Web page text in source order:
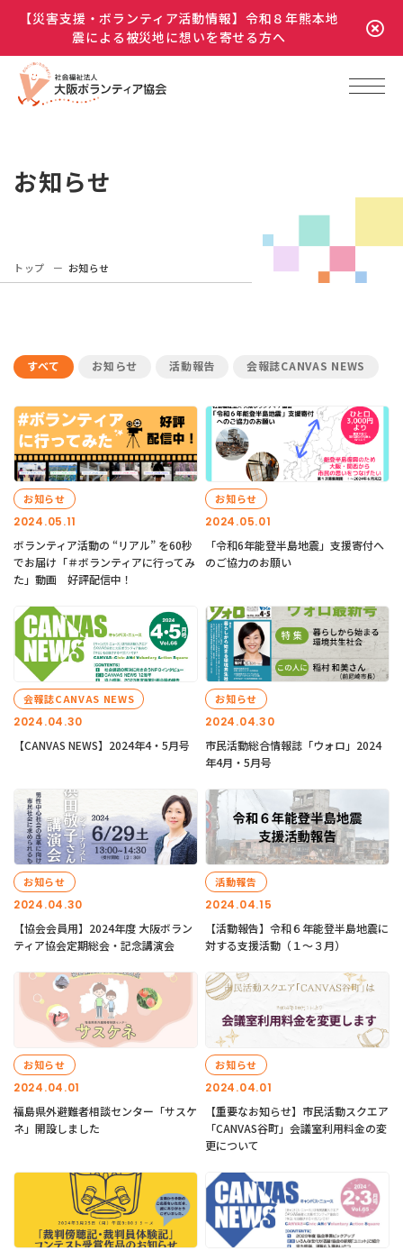
【災害支援・ボランティア活動情報】令和８年熊本地
震による被災地に想いを寄せる方へ
お知らせ
トップ お知らせ
すべて お知らせ 活動報告 会報誌CANVAS NEWS
2024.05.11
お知らせ
ボランティア活動の “リアル” を60秒
でお届け「＃ボランティアに行ってみ
た」動画 好評配信中！
2024.05.01
お知らせ
「令和6年能登半島地震」支援寄付へ
のご協力のお願い
2024.04.30
会報誌CANVAS NEWS
【CANVAS NEWS】2024年4・5月号
2024.04.30
お知らせ
市民活動総合情報誌「ウォロ」2024
年4月・5月号
2024.04.30
お知らせ
【協会会員用】2024年度 大阪ボラン
ティア協会定期総会・記念講演会
2024.04.15
活動報告
【活動報告】令和６年能登半島地震に
対する支援活動（１〜３月）
2024.04.01
お知らせ
福島県外避難者相談センター「サスケ
ネ」開設しました
2024.04.01
お知らせ
【重要なお知らせ】市民活動スクエア
「CANVAS谷町」会議室利用料金の変
更について